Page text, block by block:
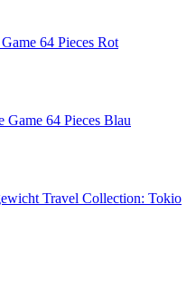
64 Pieces Rot
Game 64 Pieces Blau
Travel Collection: Tokio